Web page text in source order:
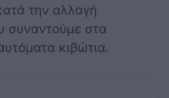
την αλλαγή
συναντούμε στα
κιβώτια.